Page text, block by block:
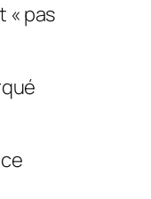
« pas